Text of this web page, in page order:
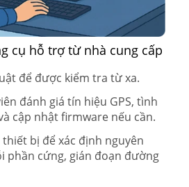
cụ hỗ trợ từ nhà cung cấp
để được kiểm tra từ xa.
đánh giá tín hiệu GPS, tình
cập nhật firmware nếu cần.
bị để xác định nguyên
phần cứng, gián đoạn đường